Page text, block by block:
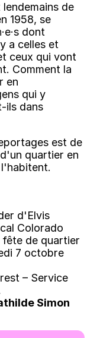
de
1958, se
dont
a celles et
ceux qui vont
Comment la
en
qui y
ils dans
est de
quartier en
d'Elvis
Colorado
fête de quartier
7 octobre
– Service
Simon